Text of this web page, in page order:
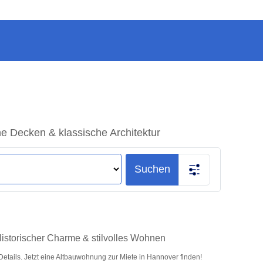
Decken & klassische Architektur
Suchen
Charme & stilvolles Wohnen
Jetzt eine Altbauwohnung zur Miete in Hannover finden!